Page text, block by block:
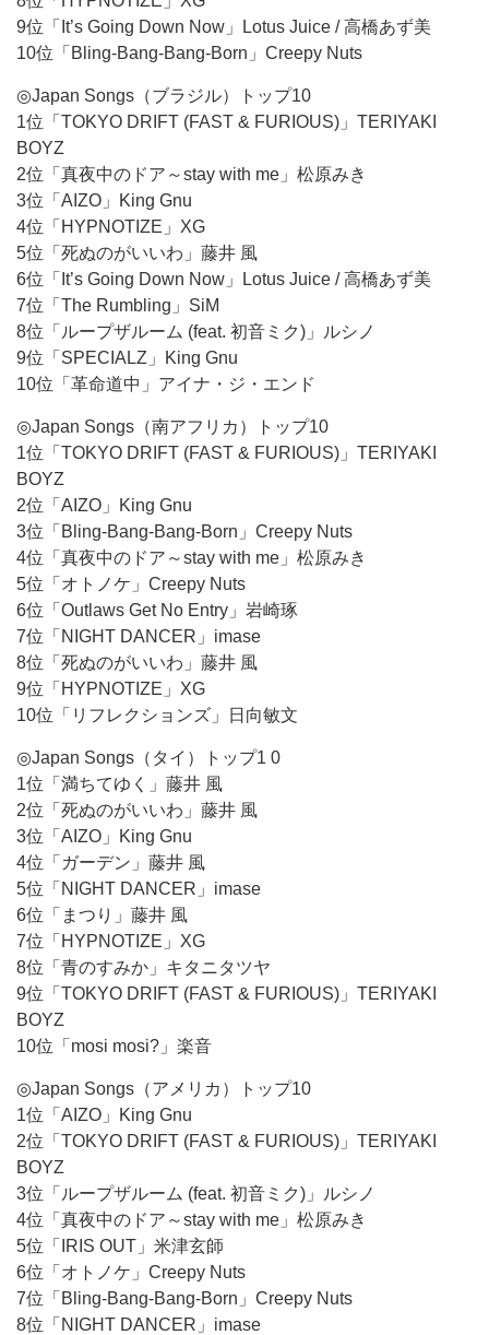
9位「It’s Going Down Now」Lotus Juice / 高橋あず美
10位「Bling-Bang-Bang-Born」Creepy Nuts
◎Japan Songs（ブラジル）トップ10
1位「TOKYO DRIFT (FAST & FURIOUS)」TERIYAKI
BOYZ
2位「真夜中のドア～stay with me」松原みき
3位「AIZO」King Gnu
4位「HYPNOTIZE」XG
5位「死ぬのがいいわ」藤井 風
6位「It’s Going Down Now」Lotus Juice / 高橋あず美
7位「The Rumbling」SiM
8位「ループザルーム (feat. 初音ミク)」ルシノ
9位「SPECIALZ」King Gnu
10位「革命道中」アイナ・ジ・エンド
◎Japan Songs（南アフリカ）トップ10
1位「TOKYO DRIFT (FAST & FURIOUS)」TERIYAKI
BOYZ
2位「AIZO」King Gnu
3位「Bling-Bang-Bang-Born」Creepy Nuts
4位「真夜中のドア～stay with me」松原みき
5位「オトノケ」Creepy Nuts
6位「Outlaws Get No Entry」岩崎琢
7位「NIGHT DANCER」imase
8位「死ぬのがいいわ」藤井 風
9位「HYPNOTIZE」XG
10位「リフレクションズ」日向敏文
◎Japan Songs（タイ）トップ1 0
1位「満ちてゆく」藤井 風
2位「死ぬのがいいわ」藤井 風
3位「AIZO」King Gnu
4位「ガーデン」藤井 風
5位「NIGHT DANCER」imase
6位「まつり」藤井 風
7位「HYPNOTIZE」XG
8位「青のすみか」キタニタツヤ
9位「TOKYO DRIFT (FAST & FURIOUS)」TERIYAKI
BOYZ
10位「mosi mosi?」楽音
◎Japan Songs（アメリカ）トップ10
1位「AIZO」King Gnu
2位「TOKYO DRIFT (FAST & FURIOUS)」TERIYAKI
BOYZ
3位「ループザルーム (feat. 初音ミク)」ルシノ
4位「真夜中のドア～stay with me」松原みき
5位「IRIS OUT」米津玄師
6位「オトノケ」Creepy Nuts
7位「Bling-Bang-Bang-Born」Creepy Nuts
8位「NIGHT DANCER」imase